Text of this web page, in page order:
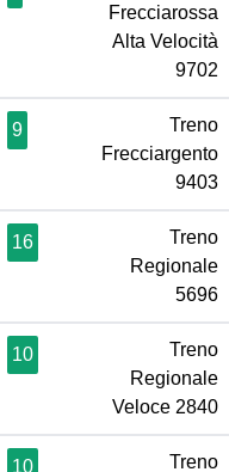
Frecciarossa
Alta Velocità
9702
9
Treno
Frecciargento
9403
16
Treno
Regionale
5696
10
Treno
Regionale
Veloce 2840
10 Treno